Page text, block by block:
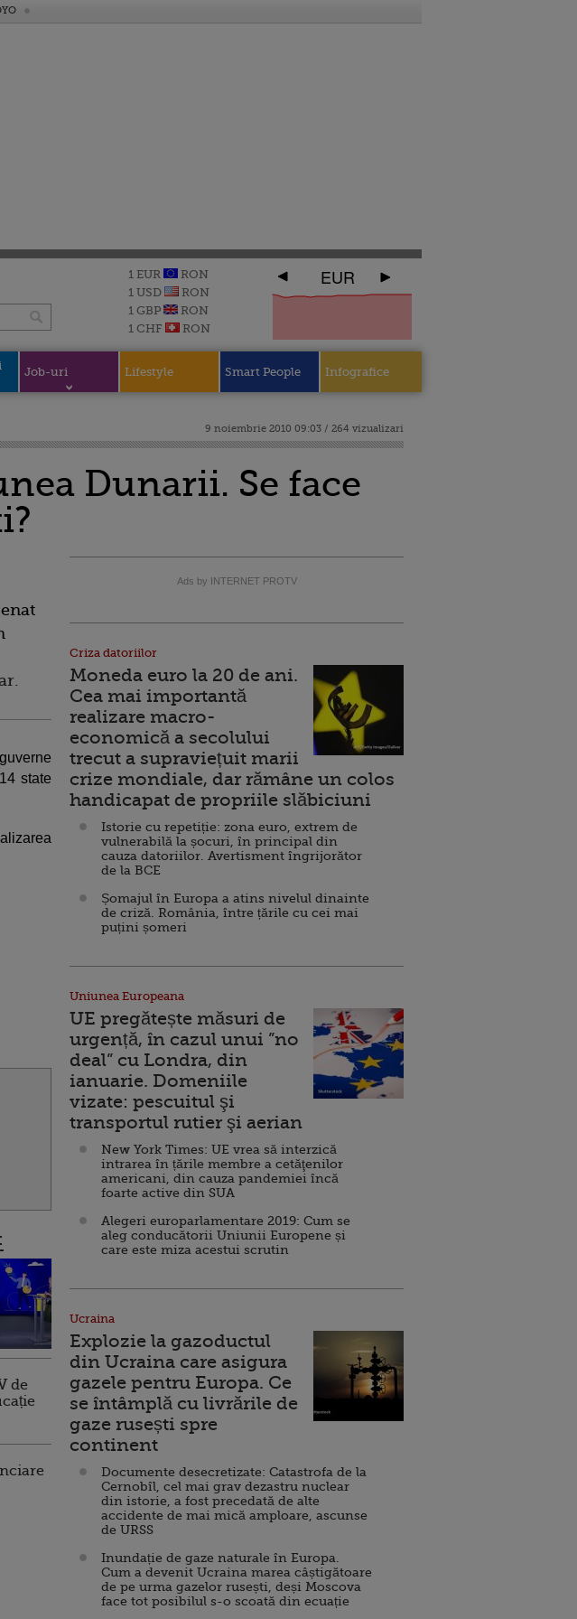
1 EUR
RON
1 USD
RON
1 GBP
RON
1 CHF
RON
EUR
Job-uri Lifestyle Smart People Infografice
9 noiembrie 2010 09:03 / 264 vizualizari
Dunarii. Se face
state
de
Ads by INTERNET PROTV
Criza datoriilor
Moneda euro la 20 de ani.
Cea mai importantă
realizare macro-
economică a secolului
trecut a supraviețuit marii
crize mondiale, dar rămâne un colos
handicapat de propriile slăbiciuni
Istorie cu repetiție: zona euro, extrem de
vulnerabilă la șocuri, în principal din
cauza datoriilor. Avertisment îngrijorător
de la BCE
Șomajul în Europa a atins nivelul dinainte
de criză. România, între țările cu cei mai
puțini șomeri
Uniunea Europeana
UE pregătește măsuri de
urgență, în cazul unui ”no
deal” cu Londra, din
ianuarie. Domeniile
vizate: pescuitul şi
transportul rutier şi aerian
New York Times: UE vrea să interzică
intrarea în țările membre a cetăţenilor
americani, din cauza pandemiei încă
foarte active din SUA
Alegeri europarlamentare 2019: Cum se
aleg conducătorii Uniunii Europene și
care este miza acestui scrutin
Ucraina
Explozie la gazoductul
din Ucraina care asigura
gazele pentru Europa. Ce
se întâmplă cu livrările de
gaze rusești spre
continent
Documente desecretizate: Catastrofa de la
Cernobîl, cel mai grav dezastru nuclear
din istorie, a fost precedată de alte
accidente de mai mică amploare, ascunse
de URSS
Inundație de gaze naturale în Europa.
Cum a devenit Ucraina marea câștigătoare
de pe urma gazelor rusești, deși Moscova
face tot posibilul s-o scoată din ecuație